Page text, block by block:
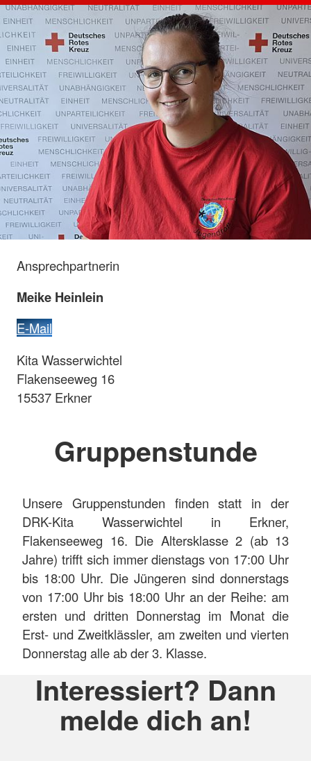
Ansprechpartnerin
Meike Heinlein
E-Mail
Kita Wasserwichtel
Flakenseeweg 16
15537 Erkner
Gruppenstunde
Unsere Gruppenstunden finden statt in der
DRK-Kita Wasserwichtel in Erkner,
Flakenseeweg 16. Die Altersklasse 2 (ab 13
Jahre) trifft sich immer dienstags von 17:00 Uhr
bis 18:00 Uhr. Die Jüngeren sind donnerstags
von 17:00 Uhr bis 18:00 Uhr an der Reihe: am
ersten und dritten Donnerstag im Monat die
Erst- und Zweitklässler, am zweiten und vierten
Donnerstag alle ab der 3. Klasse.
Interessiert? Dann
melde dich an!